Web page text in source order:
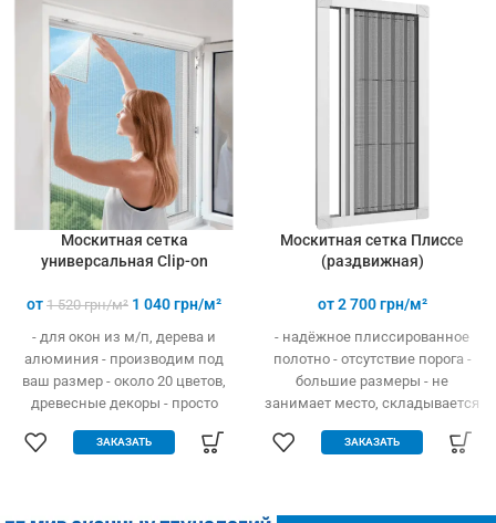
Москитная сетка
универсальная Clip-on
от 1 520грн/м² 1 040грн/м²
- для окон из м/п, дерева и
алюминия - производим под
ваш размер - около 20 цветов,
древесные декоры - просто
одевается и снимается -
ЗАКАЗАТЬ
Москитная сетка Плиссе
(раздвижная)
от 2 700грн/м²
- надёжное плиссированное
полотно - отсутствие порога -
большие размеры - не
занимает место, складывается
и в бок - высокая прочность и
простое управление
ЗАКАЗАТЬ